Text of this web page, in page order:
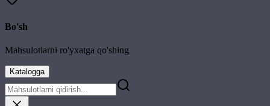
Bo'sh
Mahsulotlarni ro'yxatga qo'shing
Katalogga